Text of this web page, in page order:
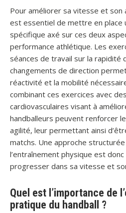
Pour améliorer sa vitesse et son
est essentiel de mettre en place
spécifique axé sur ces deux
performance athlétique. Les
séances de travail sur la rapidité
changements de direction
réactivité et la mobilité
combinant ces exercices avec
cardiovasculaires visant à
handballeurs peuvent renforcer
agilité, leur permettant ainsi
matchs. Une approche
l’entraînement physique est
progresser dans sa vitesse et
Quel est l’importance de
pratique du handball ?